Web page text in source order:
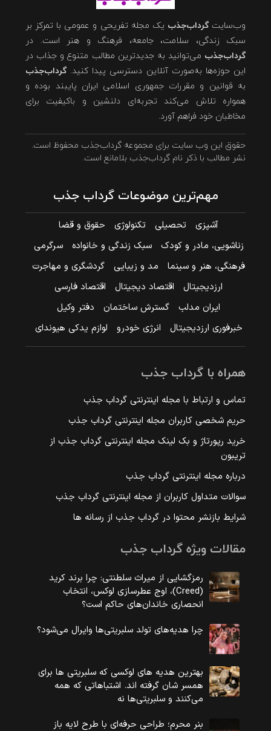
وب‌سایتگرداب‌جذب یک مجله تفریحی و عمومی با تمرکز بر
سبک زندگی، سلامت، جامعه، فرهنگ و هنر است. در
گرداب‌جذب می‌توانید به جدیدترین مطالب متنوع و جذاب در
این حوزه‌ها به‌صورت آنلاین دسترسی پیدا کنید.گرداب‌جذب
به قوانین و مقررات جمهوری اسلامی ایران پایبند بوده و
همواره تلاش می‌کند تجربه‌ای دلنشین و باکیفیت برای
مخاطبان خود فراهم آورد.
حقوق این وب سایت برای مجموعه گرداب‌جذب محفوظ است.
نشر مطالب با ذکر نام گرداب‌جذب بلامانع است.
مهم‌ترین موضوعات گرداب جذب
آشپزی تحصیلی تکنولوژی
حقوق و قضا
زناشویی، مادر و کودک
سبک زندگی و خانواده
سرگرمی
فرهنگی، هنر و سینما
مد و زیبایی
گردشگری و مهاجرت
ارزدیجیتال
اقتصاد دیجیتال
اقتصاد فارسی
ایران مدلب
گسترش ساختمان
دفتر وکیل
خبرفوری ارزدیجیتال
انرژی خودرو لوازم یدکی هیوندای
همراه با گرداب جذب
تماس و ارتباط با مجله اینترنتی گرداب جذب
حریم شخصی کاربران مجله اینترنتی گرداب جذب
خرید رپورتاژ و بک لینک مجله اینترنتی گرداب جذب از
تریبون
درباره مجله اینترنتی گرداب جذب
سوالات متداول کاربران از مجله اینترنتی گرداب جذب
شرایط بازنشر محتوا در گرداب جذب از رسانه ها
مقالات ویژه گرداب جذب
رمزگشایی از میراث سلطنتی: چرا برند کرید
(Creed)، اوج عطرسازی لوکس، انتخاب
انحصاری خاندان‌های حاکم است؟
چرا هدیه‌های تولد سلبریتی‌ها وایرال می‌شود؟
بهترین هدیه های لوکسی که سلبریتی ها برای
همسر شان گرفته اند. اشتباهاتی که همه
می‌کنند و سلبریتی‌ها نه
بنر محرم؛ طراحی حرفه‌ای با طرح لایه باز